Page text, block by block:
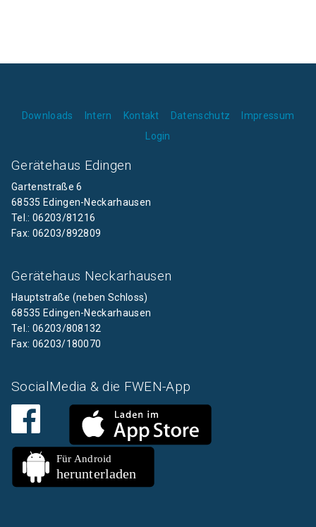
Downloads Intern Kontakt Datenschutz
Impressum
Login
Gerätehaus Edingen
Gartenstraße 6
68535 Edingen-Neckarhausen
Tel.: 06203/81216
Fax: 06203/892809
Gerätehaus Neckarhausen
Hauptstraße (neben Schloss)
68535 Edingen-Neckarhausen
Tel.: 06203/808132
Fax: 06203/180070
SocialMedia & die FWEN-App